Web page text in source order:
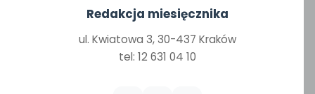
Redakcja miesięcznika
ul. Kwiatowa 3, 30-437 Kraków
tel: 12 631 04 10